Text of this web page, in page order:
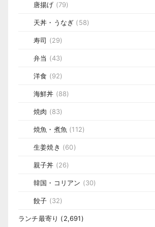
唐揚げ (79)
天丼・うなぎ (58)
寿司 (29)
弁当 (43)
洋食 (92)
海鮮丼 (88)
焼肉 (83)
焼魚・煮魚 (112)
生姜焼き (60)
親子丼 (26)
韓国・コリアン (30)
餃子 (32)
ランチ最寄り (2,691)